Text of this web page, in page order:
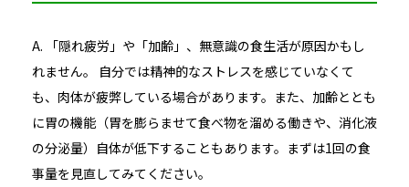
A. 「隠れ疲労」や「加齢」、無意識の食生活が原因かもし
れません。 自分では精神的なストレスを感じていなくて
も、肉体が疲弊している場合があります。また、加齢ととも
に胃の機能（胃を膨らませて食べ物を溜める働きや、消化液
の分泌量）自体が低下することもあります。まずは1回の食
事量を見直してみてください。